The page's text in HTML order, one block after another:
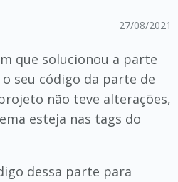
27/08/2021
que solucionou a parte
seu código da parte de
não teve alterações,
esteja nas tags do
dessa parte para